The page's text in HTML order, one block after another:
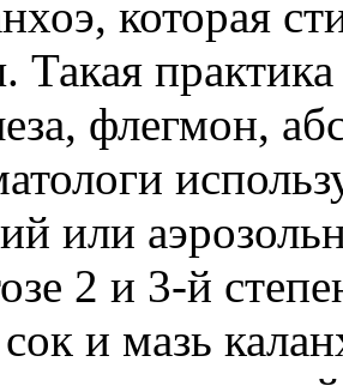
которая
Такая
флегмон,
или
2 и 3-й
и мазь